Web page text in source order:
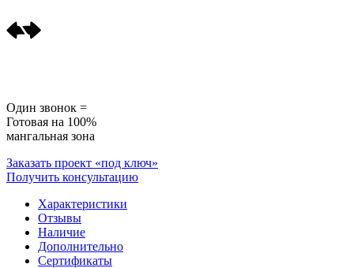
Один звонок =
Готовая на 100%
мангальная зона
Заказать проект «под ключ»
Получить консультацию
Характеристики
Отзывы
Наличие
Дополнительно
Сертификаты